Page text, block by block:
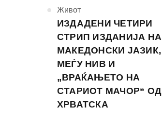
КАтегорија
Живот
ИЗДАДЕНИ ЧЕТИРИ
СТРИП ИЗДАНИЈА НА
МАКЕДОНСКИ ЈАЗИК,
МЕЃУ НИВ И
„ВРАЌАЊЕТО НА
СТАРИОТ МАЧОР“ ОД
ХРВАТСКА